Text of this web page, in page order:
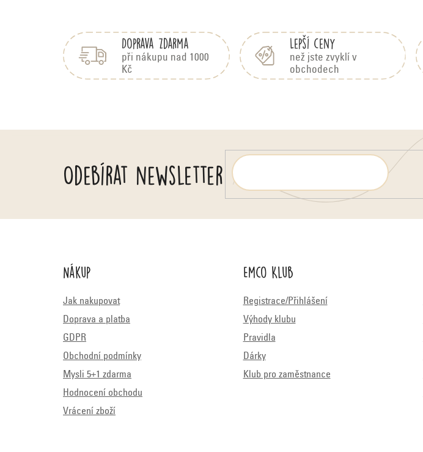
Doprava zdarma
při nákupu nad 1000
Kč
Lepší ceny
než jste zvyklí v
obchodech
Odebírat newsletter
Nákup
Jak nakupovat
Doprava a platba
GDPR
Obchodní podmínky
Mysli 5+1 zdarma
Hodnocení obchodu
Vrácení zboží
Emco Klub
Registrace/Přihlášení
Výhody klubu
Pravidla
Dárky
Klub pro zaměstnance